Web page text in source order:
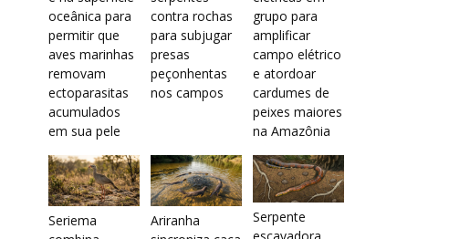
oceânica para
permitir que
aves marinhas
removam
ectoparasitas
acumulados
em sua pele
contra rochas
para subjugar
presas
peçonhentas
nos campos
grupo para
amplificar
campo elétrico
e atordoar
cardumes de
peixes maiores
na Amazônia
Seriema
Ariranha
Serpente